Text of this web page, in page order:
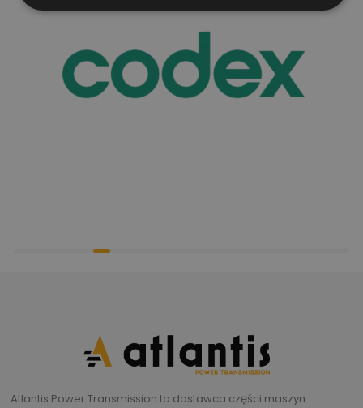
Atlantis Power Transmission to dostawca części maszyn